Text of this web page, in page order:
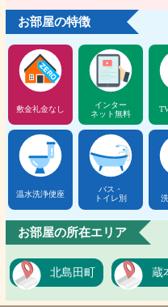
お部屋の特徴
敷金礼金なし
インター
ネット無料
温水洗浄便座
バス・
トイレ別
お部屋の所在エリア
北島田町 蔵